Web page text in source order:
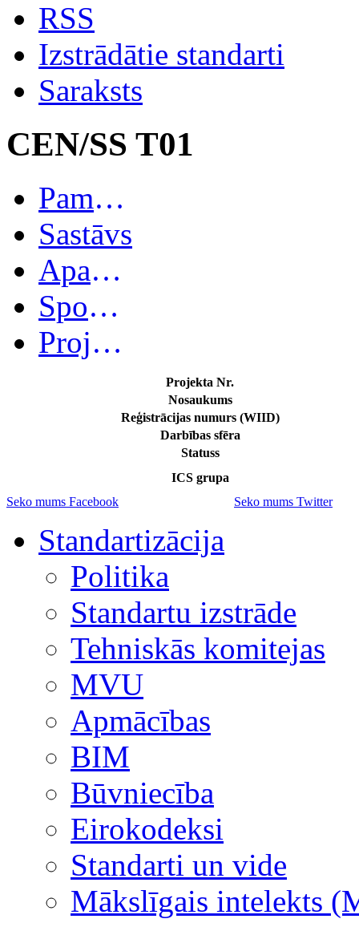
RSS
Izstrādātie standarti
Saraksts
CEN/SS T01
Pamatinformācija
Sastāvs
Apakškomitejas
Spoguļkomitejas
Projekti
Projekta Nr.
Nosaukums
Reģistrācijas numurs (WIID)
Darbības sfēra
Statuss
ICS grupa
Seko mums Facebook
Seko mums Twitter
Standartizācija
Politika
Standartu izstrāde
Tehniskās komitejas
MVU
Apmācības
BIM
Būvniecība
Eirokodeksi
Standarti un vide
Mākslīgais intelekts